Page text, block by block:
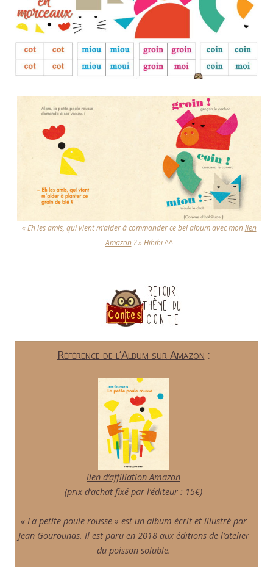
« Eh les amis, qui vient m’aider à commander ce bel album avec monlien
Amazon? » Hihihi ^^
Référence de l’Album sur Amazon :
lien d’affiliation Amazon
(prix d’achat fixé par l’éditeur : 15€)
« La petite poule rousse » est un album écrit et illustré par
Jean Gourounas. Il est paru en 2018 aux éditions de l’atelier
du poisson soluble.